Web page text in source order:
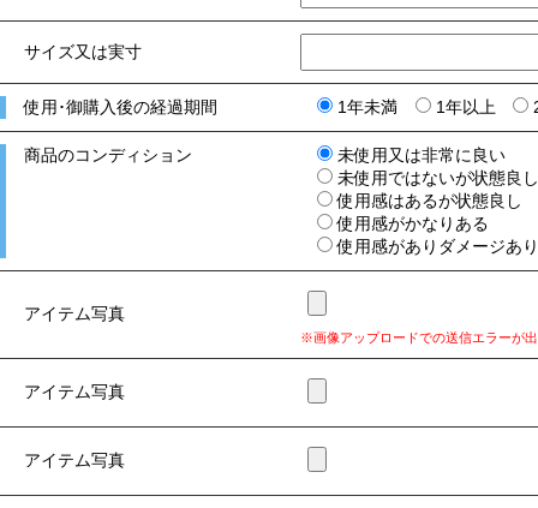
サイズ又は実寸
使用･御購入後の経過期間 1年未満 1年以上
商品のコンディション
未使用又は非常に良い
未使用ではないが状態良
使用感はあるが状態良し
使用感がかなりある
使用感がありダメージあ
アイテム写真
※画像アップロードでの送信エラーが
アイテム写真
アイテム写真